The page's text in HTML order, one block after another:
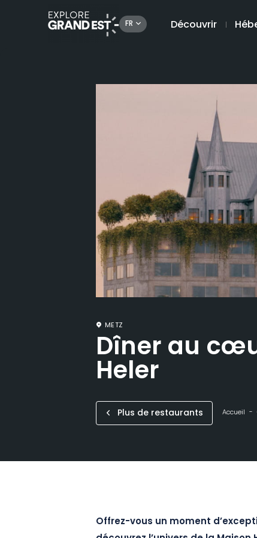
FR Découvrir
METZ
Dîner au
Heler
Plus de restaurants Accueil
Offrez-vous un moment